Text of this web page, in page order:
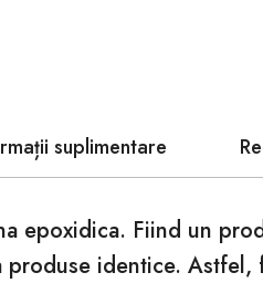
suplimentare
epoxidica. Fiind un
identice.